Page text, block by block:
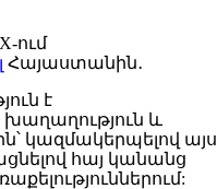
ում
Հայաստանին․
է
և
կազմակերպելով այս
հայ կանանց